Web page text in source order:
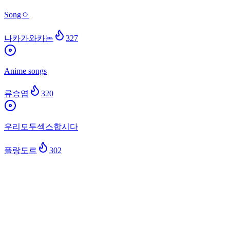
Songㅇ
나카가와카논 327
Anime songs
류승엽 320
우리모두섹스합시다
플랑도르 302